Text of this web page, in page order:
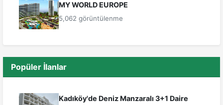
MY WORLD EUROPE
5,062 görüntülenme
Popüler İlanlar
Kadıköy'de Deniz Manzaralı 3+1 Daire